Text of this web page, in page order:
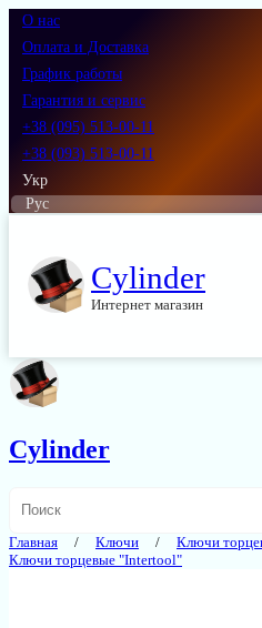
О нас
Оплата и Доставка
График работы
Гарантия и сервис
+38 (095) 513-00-11
+38 (093) 513-00-11
Укр
Рус
Cylinder
Интернет магазин
Cylinder
Главная Ключи
Ключи
Ключи торцевые "Intertool"